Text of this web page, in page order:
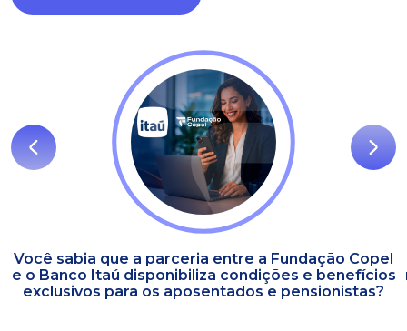
Você sabia que a parceria entre a Fundação Copel
e o Banco Itaú disponibiliza condições e benefícios
exclusivos para os aposentados e pensionistas?